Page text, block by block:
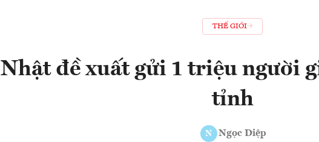
THẾ GIỚI
Nhật đề xuất gửi 1 triệu người
tỉnh
N Ngọc Diệp